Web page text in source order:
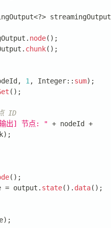
<?> streamingOutput
. node( ) ;
. chunk( ) ;
, 1, Integer:: sum) ;
( ) ;
ID
出] 节点: " + nodeId +
) ;
( ) ;
= output . state( ) . data( ) ;
) ;